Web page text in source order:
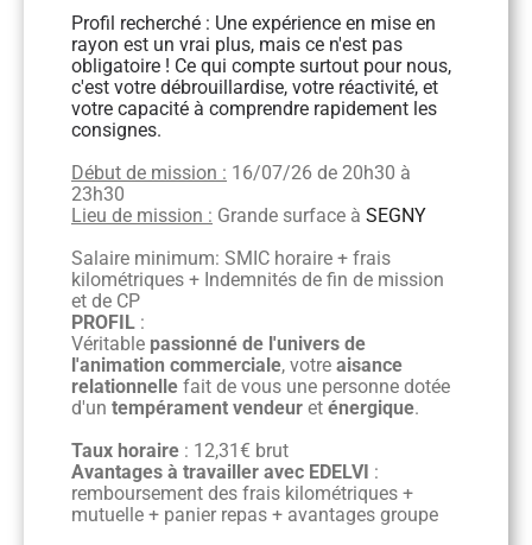
Profil recherché : Une expérience en mise en
rayon est un vrai plus, mais ce n'est pas
obligatoire ! Ce qui compte surtout pour nous,
c'est votre débrouillardise, votre réactivité, et
votre capacité à comprendre rapidement les
consignes.
Début de mission : 16/07/26 de 20h30 à
23h30
Lieu de mission : Grande surface à SEGNY
Salaire minimum: SMIC horaire + frais
kilométriques + Indemnités de fin de mission
et de CP
PROFIL :
Véritable passionné de l'univers de
l'animation commerciale, votre aisance
relationnelle fait de vous une personne dotée
d'un tempérament vendeur et énergique.
Taux horaire : 12,31€ brut
Avantages à travailler avec EDELVI :
remboursement des frais kilométriques +
mutuelle + panier repas + avantages groupe